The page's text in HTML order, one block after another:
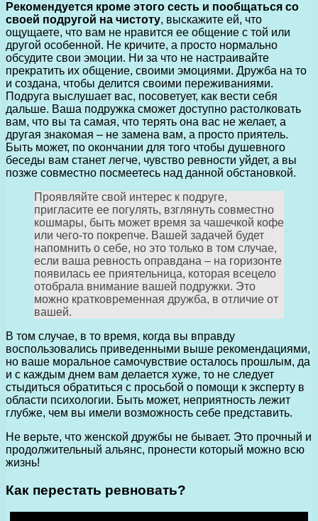
Рекомендуется кроме этого сесть и пообщаться со
своей подругой на чистоту, выскажите ей, что
ощущаете, что вам не нравится ее общение с той или
другой особенной. Не кричите, а просто нормально
обсудите свои эмоции. Ни за что не настраивайте
прекратить их общение, своими эмоциями. Дружба на то
и создана, чтобы делится своими переживаниями.
Подруга выслушает вас, посоветует, как вести себя
дальше. Ваша подружка сможет доступно растолковать
вам, что вы та самая, что терять она вас не желает, а
другая знакомая – не замена вам, а просто приятель.
Быть может, по окончании для того чтобы душевного
беседы вам станет легче, чувство ревности уйдет, а вы
позже совместно посмеетесь над данной обстановкой.
Проявляйте свой интерес к подруге,
пригласите ее погулять, взглянуть совместно
кошмары, быть может время за чашечкой кофе
или чего-то покрепче. Вашей задачей будет
напомнить о себе, но это только в том случае,
если ваша ревность оправдана – на горизонте
появилась ее приятельница, которая всецело
отобрала внимание вашей подружки. Это
можно кратковременная дружба, в отличие от
вашей.
В том случае, в то время, когда вы вправду
воспользовались приведенными выше рекомендациями,
но ваше моральное самочувствие осталось прошлым, да
и с каждым днем вам делается хуже, то не следует
стыдиться обратиться с просьбой о помощи к эксперту в
области психологии. Быть может, неприятность лежит
глубже, чем вы имели возможность себе представить.
Не верьте, что женской дружбы не бывает. Это прочный и
продолжительный альянс, пронести который можно всю
жизнь!
Как перестать ревновать?